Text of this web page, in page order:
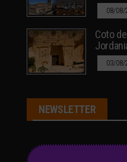
08/08/
Coto
03/08/
NEWSLETTER